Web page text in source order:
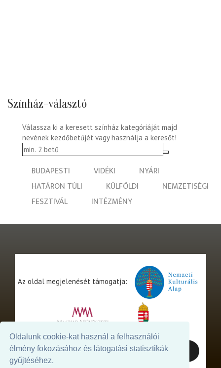
Oldalunk cookie-kat használ a felhasználói
élmény fokozásához és látogatási statisztikák
gyűjtéséhez.
Színház-választó
Válassza ki a keresett színház kategóriáját majd
nevének kezdőbetűjét vagy használja a keresőt!
BUDAPESTI VIDÉKI
NYÁRI
HATÁRON TÚLI
KÜLFÖLDI
NEMZETISÉGI
FESZTIVÁL
INTÉZMÉNY
Az oldal megjelenését támogatja: